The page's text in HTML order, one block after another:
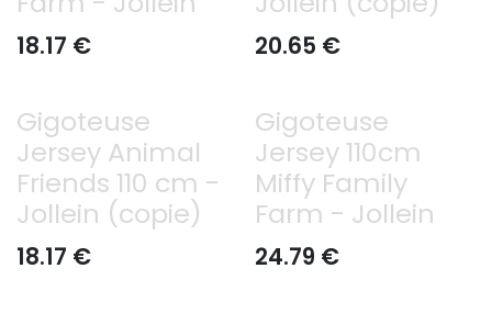
18.17 € 20.65 €
Gigoteuse
Jersey Animal
Friends 110 cm -
Jollein (copie)
18.17 €
Gigoteuse
Jersey 110cm
Miffy Family
Farm - Jollein
24.79 €